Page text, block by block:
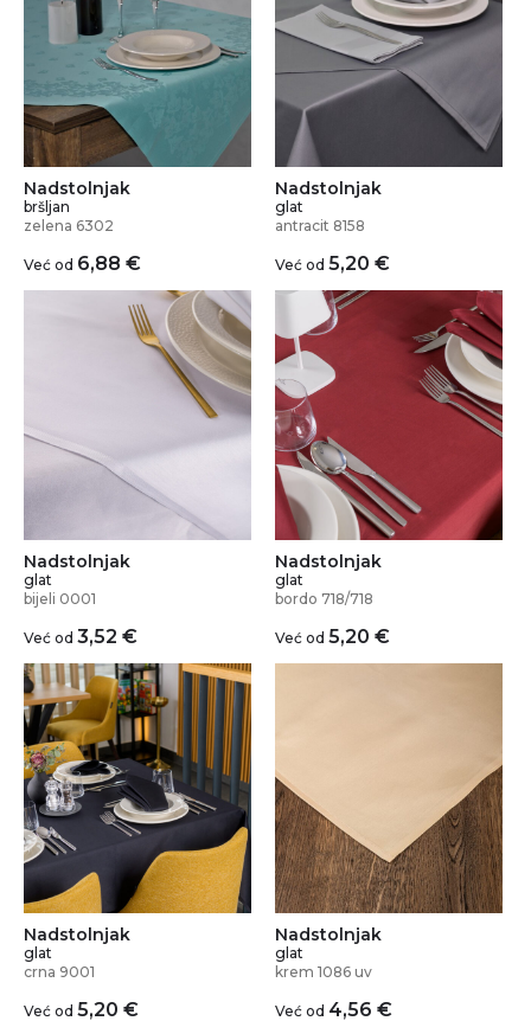
Nadstolnjak
bršljan
zelena 6302
Već od 6,88 €
Nadstolnjak
glat
antracit 8158
Već od 5,20 €
Nadstolnjak
glat
bijeli 0001
Već od 3,52 €
Nadstolnjak
glat
bordo 718/718
Već od 5,20 €
Nadstolnjak
glat
crna 9001
Već od 5,20 €
Nadstolnjak
glat
krem 1086 uv
Već od 4,56 €